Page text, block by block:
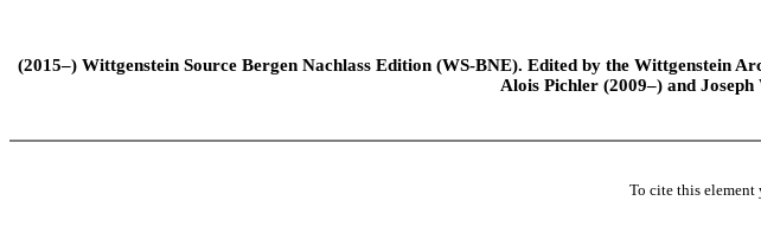
(2015–) Wittgenstein Source Bergen Nachlass Edition (WS-BNE). Edited by the Wittgenstein
Alois Pichler (2009–) and
To cite this